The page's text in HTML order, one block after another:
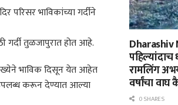
परिसर भाविकांच्या गर्दीने
गर्दी तुळजापुरात होत आहे.
भाविक दिसून येत आहेत
करून देण्यात आल्या
Dharashiv
रामलिंग
वर्षांचा
0 SHARES